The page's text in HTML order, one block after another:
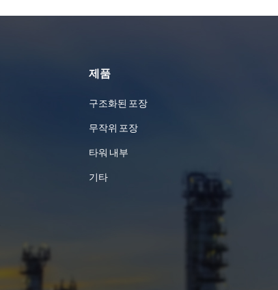
제품
구조화된 포장
무작위 포장
타워 내부
기타